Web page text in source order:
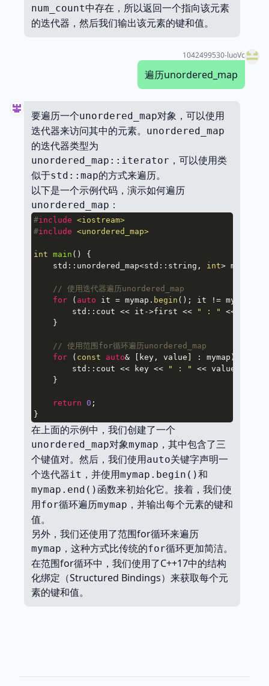
num_count中存在，所以返回一个指向该元素
的迭代器，然后我们输出该元素的键和值。
1042499530-luoVc
遍历unordered_map
要遍历一个unordered_map对象，可以使用
迭代器来访问其中的元素。
unordered_map
的迭代器类型为
unordered_map::iterator ，可以使用类
似于std::map的方式来遍历。
以下是一个示例代码，演示如何遍历
unordered_map ：
#include <iostream>
#include <unordered_map>
int main ()
{
    std::unordered_map<std::string,
int> mymap
// 使用迭代器遍历unordered_map
for ( auto it = mymap. begin (); it != mymap.
        std::cout << it->first <<
" : "
<< it-
    }
// 使用范围for循环遍历unordered_map
for ( const auto& [key, value] : mymap) {
        std::cout << key <<
" : "
<< value <<
    }
return 0 ;
在上面的示例中，我们创建了一个
unordered_map对象mymap ，其中包含了三
个键值对。然后，我们使用auto关键字声明一
个迭代器it ，并使用mymap.begin()和
mymap.end() 函数来初始化它。接着，我们使
用for循环遍历mymap ，并输出每个元素的键和
值。
另外，我们还使用了范围for循环来遍历
mymap ，这种方式比传统的for循环更加简洁。
在范围for循环中，我们使用了C++17中的结构
化绑定（Structured Bindings）来获取每个元
素的键和值。